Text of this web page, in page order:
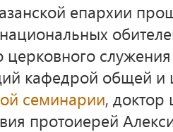
епархии
кафедрой общей и
семинарии, доктор
протоиерей